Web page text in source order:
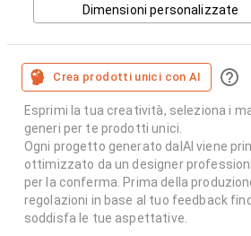
Dimensioni personalizzate
Crea prodotti unici con AI
Esprimi la tua creatività, seleziona i
generi per te prodotti unici.
Ogni progetto generato dalAI viene
ottimizzato da un designer
per la conferma. Prima della
regolazioni in base al tuo feedback
soddisfa le tue aspettative.